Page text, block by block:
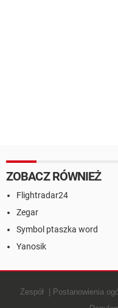
ZOBACZ RÓWNIEŻ
Flightradar24
Zegar
Symbol ptaszka word
Yanosik
Zespół Postanowienia